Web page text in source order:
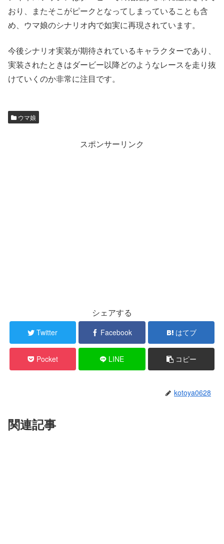
おり、またそこがピークとなってしまっていることも含
め、ウマ娘のシナリオ内で如実に再現されています。
今後シナリオ実装が期待されているキャラクターであり、
実装されたときはダービー以降どのようなレースを走り抜
けていくのか非常に注目です。
ウマ娘
スポンサーリンク
シェアする
Twitter Facebook はてブ
Pocket LINE コピー
kotoya0628
関連記事